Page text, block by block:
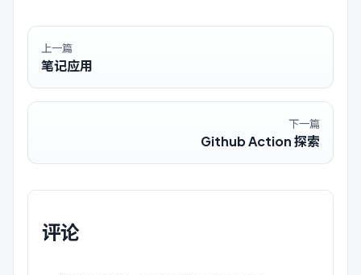
上一篇
笔记应用
下一篇
Github Action 探索
评论